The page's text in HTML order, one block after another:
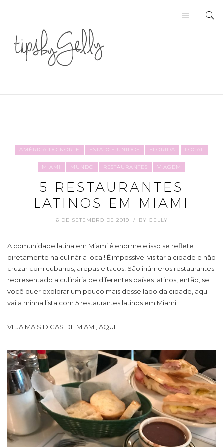
AMÉRICA DO NORTE ESTADOS UNIDOS FLORIDA LOCAL
MIAMI MUNDO RESTAURANTES VIAGEM
5 RESTAURANTES
LATINOS EM MIAMI
6 DE SETEMBRO DE 2019 BY GELLY
A comunidade latina em Miami é enorme e isso se reflete
diretamente na culinária local! É impossível visitar a cidade e não
cruzar com cubanos, arepas e tacos! São inúmeros restaurantes
representado a culinária de diferentes países latinos, então, se
você quer explorar um pouco mais desse lado da cidade, aqui
vai a minha lista com 5 restaurantes latinos em Miami!
VEJA MAIS DICAS DE MIAMI, AQUI!